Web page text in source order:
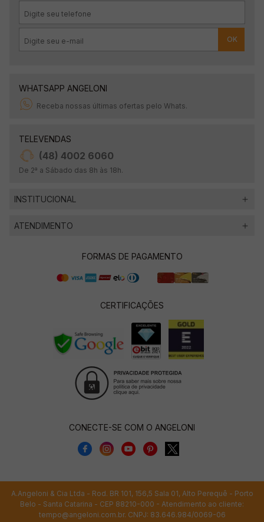
OK
WHATSAPP ANGELONI
Receba nossas últimas ofertas pelo Whats.
TELEVENDAS
(48) 4002 6060
De 2ª a Sábado das 8h às 18h.
INSTITUCIONAL
ATENDIMENTO
FORMAS DE PAGAMENTO
CERTIFICAÇÕES
CONECTE-SE COM O ANGELONI
A.Angeloni & Cia Ltda - Rod. BR 101, 156,5 Sala 01, Alto Perequê - Porto
Belo - Santa Catarina - CEP 88210-000 - Atendimento ao cliente:
tempo@angeloni.com.br. CNPJ: 83.646.984/0069-06